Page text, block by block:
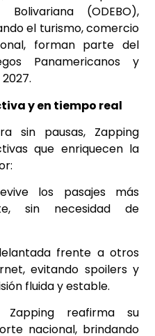
(ODEBO),
el turismo, comercio
forman parte del
Panamericanos y
y en tiempo real
sin pausas, Zapping
que enriquecen la
los pasajes más
sin necesidad de
frente a otros
evitando spoilers y
fluida y estable.
Zapping reafirma su
nacional, brindando